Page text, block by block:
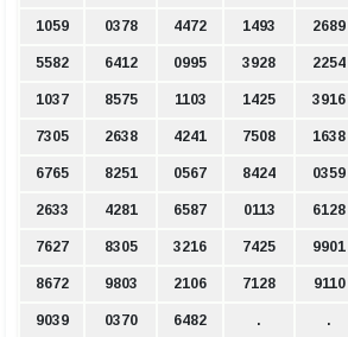
1059 0378 4472 1493 2689
5582 6412 0995 3928 2254
1037 8575 1103 1425 3916
7305 2638 4241 7508 1638
6765 8251 0567 8424 0359
2633 4281 6587 0113 6128
7627 8305 3216 7425 9901
8672 9803 2106 7128 9110
9039 0370 6482 . .